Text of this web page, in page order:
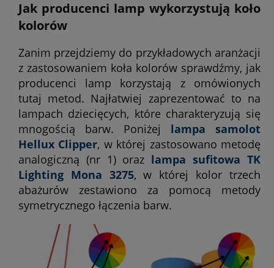
Jak producenci lamp wykorzystują koło
kolorów
Zanim przejdziemy do przykładowych aranżacji
z zastosowaniem koła kolorów sprawdźmy, jak
producenci lamp korzystają z omówionych
tutaj metod. Najłatwiej zaprezentować to na
lampach dziecięcych, które charakteryzują się
mnogością barw. Poniżej lampa samolot
Hellux Clipper, w której zastosowano metodę
analogiczną (nr 1) oraz lampa sufitowa TK
Lighting Mona 3275, w której kolor trzech
abażurów zestawiono za pomocą metody
symetrycznego łączenia barw.